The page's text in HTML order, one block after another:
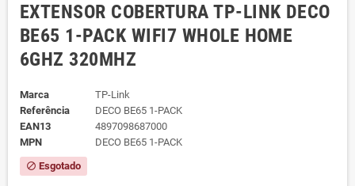
EXTENSOR COBERTURA TP-LINK DECO
BE65 1-PACK WIFI7 WHOLE HOME
6GHZ 320MHZ
Marca
TP-Link
Referência
DECO BE65 1-PACK
EAN13
4897098687000
MPN
DECO BE65 1-PACK
block Esgotado